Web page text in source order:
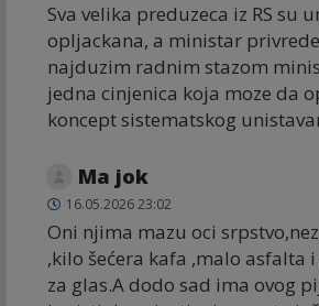
Sva velika preduzeca iz RS su
opljackana, a ministar
najduzim radnim stazom
jedna cinjenica koja moze da
koncept sistematskog
Ma jok
16.05.2026 23:02
Oni njima mazu oci
,kilo šećera kafa ,malo asfalta
za glas.A dodo sad ima ovog